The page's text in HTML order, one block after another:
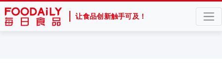
让食品创新触手可及！